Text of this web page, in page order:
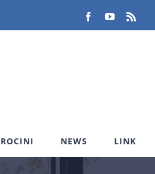
FacebookYouTube
NEWS LINK